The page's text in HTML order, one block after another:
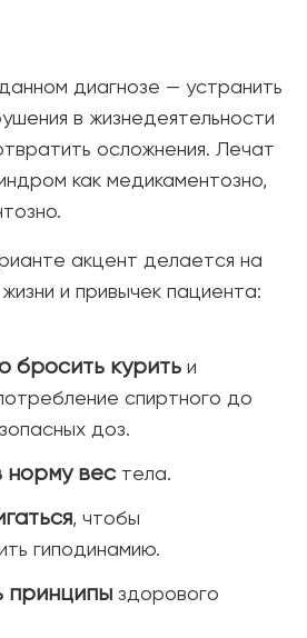
диагнозе — устранить
в жизнедеятельности
осложнения. Лечат
как медикаментозно,
акцент делается на
и привычек пациента:
бросить курить и
спиртного до
доз.
норму вес тела.
, чтобы
гиподинамию.
здорового